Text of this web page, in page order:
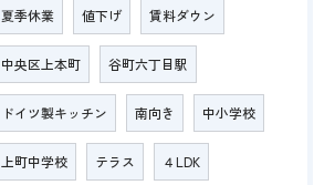
夏季休業 値下げ 賃料ダウン
中央区上本町 谷町六丁目駅
ドイツ製キッチン 南向き 中小学校
上町中学校 テラス ４LDK